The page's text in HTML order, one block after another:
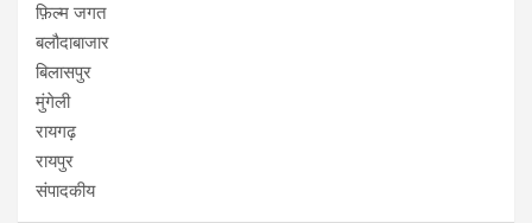
फ़िल्म जगत
बलौदाबाजार
बिलासपुर
मुंगेली
रायगढ़
रायपुर
संपादकीय